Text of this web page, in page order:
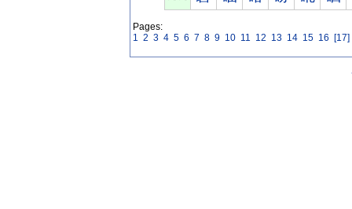
Pages:
1 2 3 4 5 6 7 8 9 10 11 12 13 14 15 16 [17]